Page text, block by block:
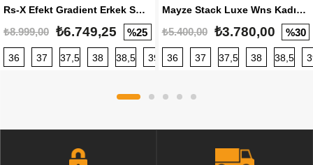
Rs-X Efekt Gradient Erkek Sneaker
₺8.999,00 ₺6.749,25 %25
36 37 37,5 38 38,5 39 40 40,5 41 42 42,5
Mayze Stack Luxe Wns Kadın Sneaker
₺5.400,00 ₺3.780,00 %30
36 37 37,5 38 38,5